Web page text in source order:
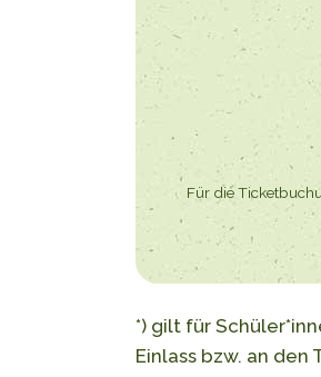
Für die
*) gilt für
Einlass bzw. an